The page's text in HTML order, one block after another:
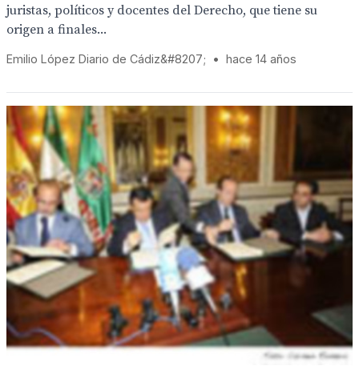
juristas, políticos y docentes del Derecho, que tiene su
origen a finales...
Emilio López Diario de Cádiz&#8207; • hace 14 años